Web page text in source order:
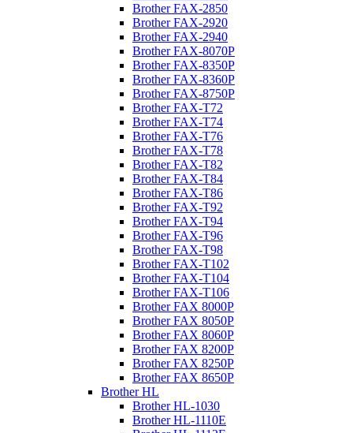
Brother FAX-2850
Brother FAX-2920
Brother FAX-2940
Brother FAX-8070P
Brother FAX-8350P
Brother FAX-8360P
Brother FAX-8750P
Brother FAX-T72
Brother FAX-T74
Brother FAX-T76
Brother FAX-T78
Brother FAX-T82
Brother FAX-T84
Brother FAX-T86
Brother FAX-T92
Brother FAX-T94
Brother FAX-T96
Brother FAX-T98
Brother FAX-T102
Brother FAX-T104
Brother FAX-T106
Brother FAX 8000P
Brother FAX 8050P
Brother FAX 8060P
Brother FAX 8200P
Brother FAX 8250P
Brother FAX 8650P
Brother HL
Brother HL-1030
Brother HL-1110E